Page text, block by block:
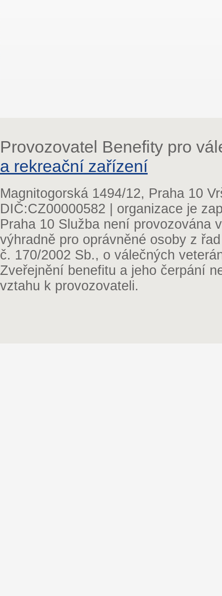
Provozovatel Benefity pro
a rekreační zařízení
Magnitogorská 1494/12, Praha 10
DIČ:CZ00000582 | organizace je
Praha 10 Služba není provozována
výhradně pro oprávněné osoby z
č. 170/2002 Sb., o válečných
Zveřejnění benefitu a jeho čerpání
vztahu k provozovateli.